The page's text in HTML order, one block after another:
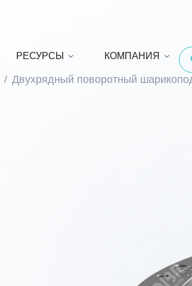
РЕСУРСЫ КОМПАНИЯ
Двухрядный поворотный